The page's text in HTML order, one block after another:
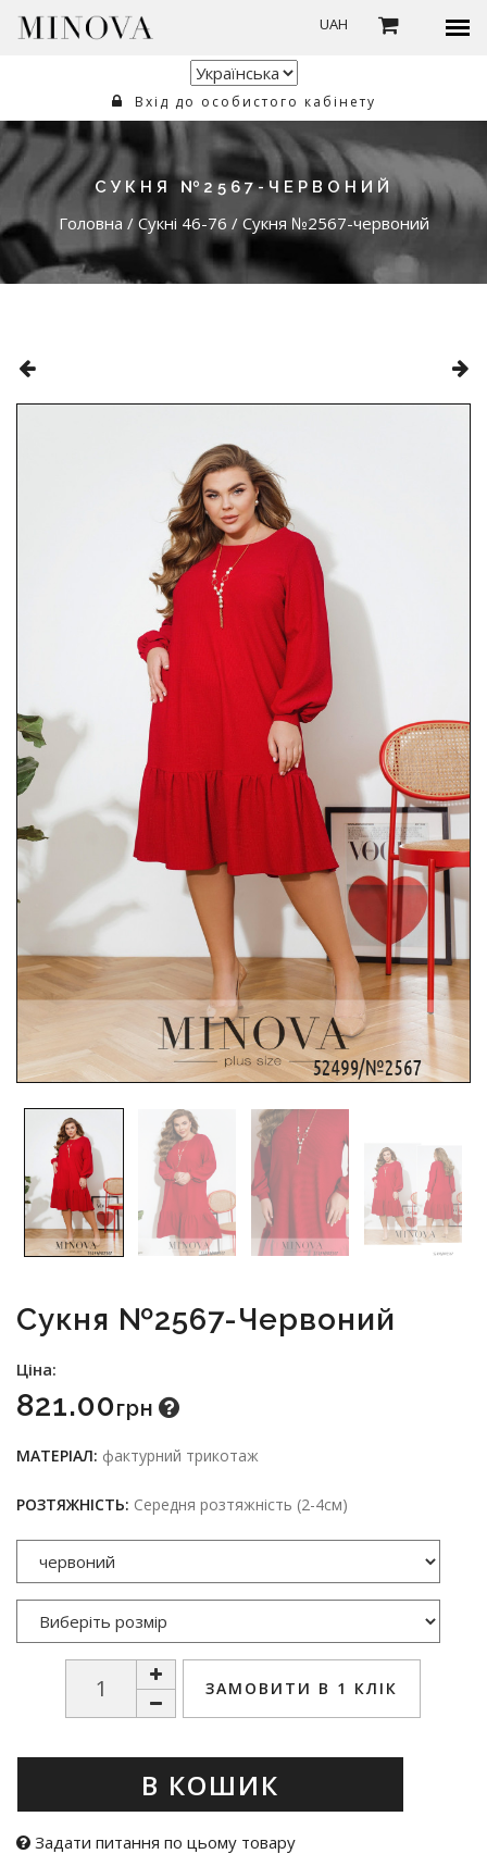
UAH
Вхід до особистого кабінету
СУКНЯ №2567-ЧЕРВОНИЙ
Головна / Сукні 46-76 / Сукня №2567-червоний
Сукня №2567-Червоний
Ціна:
821.00Грн
МАТЕРІАЛ: фактурний трикотаж
РОЗТЯЖНІСТЬ: Середня розтяжність (2-4см)
ЗАМОВИТИ В 1 КЛІК
В КОШИК
Задати питання по цьому товару